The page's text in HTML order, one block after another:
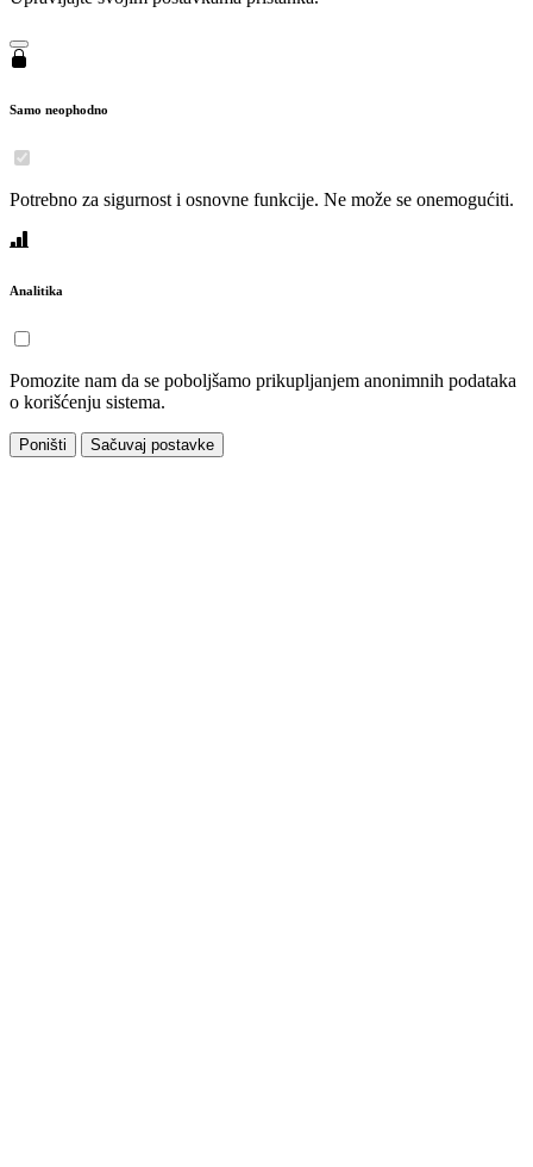
Samo neophodno
Potrebno za sigurnost i osnovne funkcije. Ne može se onemogućiti.
Analitika
Pomozite nam da se poboljšamo prikupljanjem anonimnih podataka
o korišćenju sistema.
Poništi Sačuvaj postavke